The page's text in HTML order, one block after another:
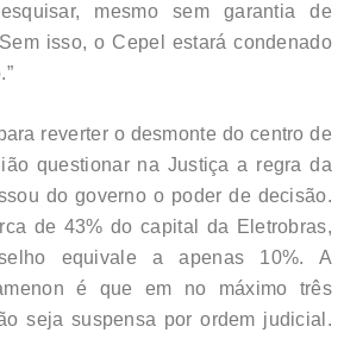
mesmo sem garantia de
isso, o Cepel estará condenado
reverter o desmonte do centro de
questionar na Justiça a regra da
do governo o poder de decisão.
de 43% do capital da Eletrobras,
equivale a apenas 10%. A
é que em no máximo três
seja suspensa por ordem judicial.